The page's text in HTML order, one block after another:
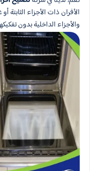
الأفران ذات الأجزاء الثابتة
والأجزاء الداخلية بدون